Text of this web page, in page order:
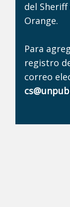
del Sheriff
Orange.
Para
registro
correo